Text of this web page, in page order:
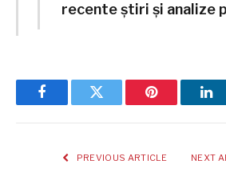
recente știri și analize
FacebookTwitter Pinterest
PREVIOUS ARTICLE NEXT